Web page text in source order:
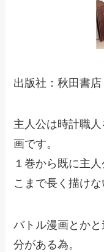
出版社：秋田書
主人公は時計職
画です。
１巻から既に主
こまで長く描け
バトル漫画とか
分がある為。